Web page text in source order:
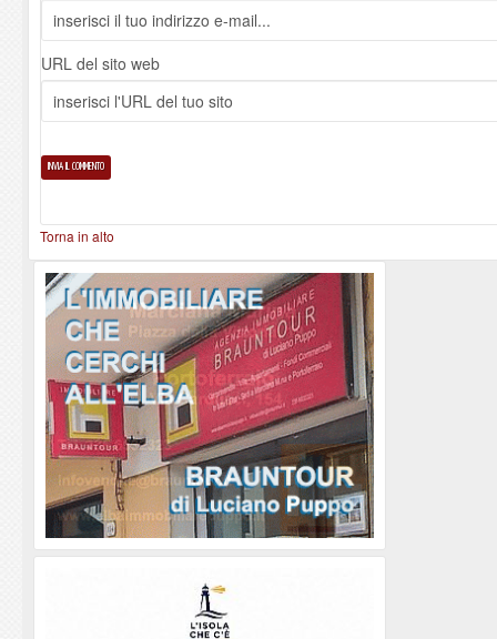
URL del sito web
Torna in alto